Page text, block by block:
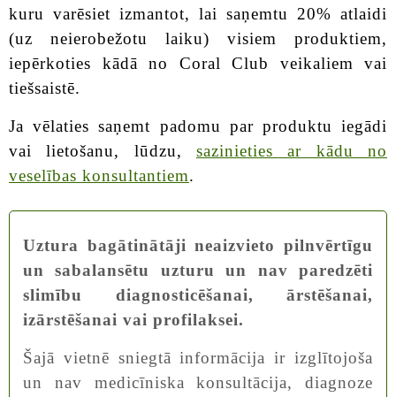
kuru varēsiet izmantot, lai saņemtu 20% atlaidi
(uz neierobežotu laiku) visiem produktiem,
iepērkoties kādā no Coral Club veikaliem vai
tiešsaistē.
Ja vēlaties saņemt padomu par produktu iegādi
vai lietošanu, lūdzu, sazinieties ar kādu no
veselības konsultantiem.
Uztura bagātinātāji neaizvieto pilnvērtīgu
un sabalansētu uzturu un nav paredzēti
slimību diagnosticēšanai, ārstēšanai,
izārstēšanai vai profilaksei.
Šajā vietnē sniegtā informācija ir izglītojoša
un nav medicīniska konsultācija, diagnoze